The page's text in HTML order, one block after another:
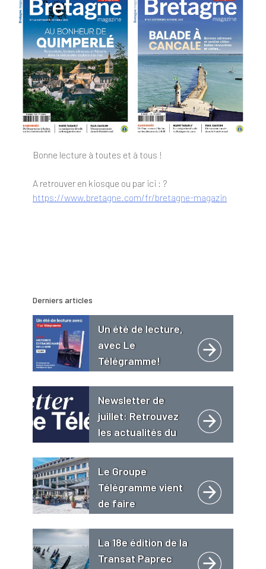
Bonne lecture à toutes et à tous !
A retrouver en kiosque ou par ici : ?
https://www.bretagne.com/fr/bretagne-magazin
Derniers articles
Un été de lecture,
avec Le
Télégramme!
Newsletter de
juillet: Retrouvez
les actualités du
Le Groupe
Télégramme vient
de faire
Grand Bé **** Hôtel
La 18e édition de la
Transat Paprec